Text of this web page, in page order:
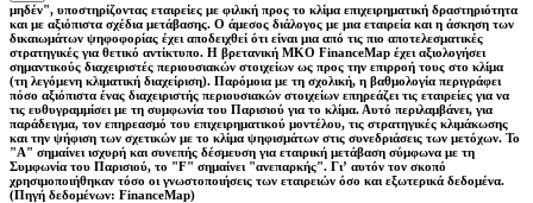
μηδέν", υποστηρίζοντας εταιρείες με φιλική προς το κλίμα επιχειρηματική δραστηριότητα
και με αξιόπιστα σχέδια μετάβασης. Ο άμεσος διάλογος με μια εταιρεία και η άσκηση των
δικαιωμάτων ψηφοφορίας έχει αποδειχθεί ότι είναι μια από τις πιο αποτελεσματικές
στρατηγικές για θετικό αντίκτυπο. Η βρετανική ΜΚΟ FinanceMap έχει αξιολογήσει
σημαντικούς διαχειριστές περιουσιακών στοιχείων ως προς την επιρροή τους στο κλίμα
(τη λεγόμενη κλιματική διαχείριση). Παρόμοια με τη σχολική, η βαθμολογία περιγράφει
πόσο αξιόπιστα ένας διαχειριστής περιουσιακών στοιχείων επηρεάζει τις εταιρείες για να
τις ευθυγραμμίσει με τη συμφωνία του Παρισιού για το κλίμα. Αυτό περιλαμβάνει, για
παράδειγμα, τον επηρεασμό του επιχειρηματικού μοντέλου, τις στρατηγικές κλιμάκωσης
και την ψήφιση των σχετικών με το κλίμα ψηφισμάτων στις συνεδριάσεις των μετόχων. Το
"Α" σημαίνει ισχυρή και συνεπής δέσμευση για εταιρική μετάβαση σύμφωνα με τη
Συμφωνία του Παρισιού, το "F" σημαίνει "ανεπαρκής". Γι’ αυτόν τον σκοπό
χρησιμοποιήθηκαν τόσο οι γνωστοποιήσεις των εταιρειών όσο και εξωτερικά δεδομένα.
(Πηγή δεδομένων: FinanceMap)